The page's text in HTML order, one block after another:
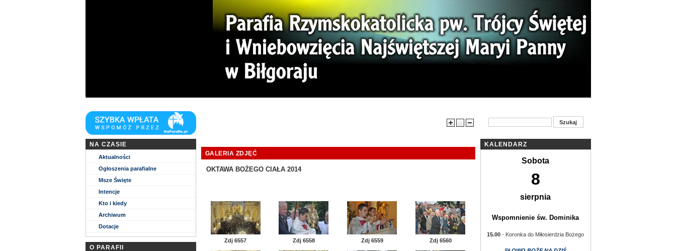
NA CZASIE
Aktualności
Ogłoszenia parafialne
Msze Święte
Intencje
Kto i kiedy
Archiwum
Dotacje
O PARAFII
GALERIA ZDJĘĆ
OKTAWA BOŻEGO CIAŁA 2014
Zdj 6557 Zdj 6558 Zdj 6559 Zdj 6560
KALENDARZ
Sobota
8
sierpnia
Wspomnienie św. Dominika
15.00 - Koronka do Miłosierdzia Bożego